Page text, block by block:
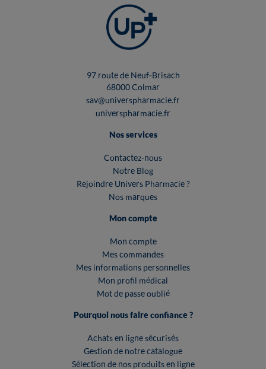
97 route de Neuf-Brisach
68000 Colmar
sav@universpharmacie.fr
universpharmacie.fr
Nos services
Contactez-nous
Notre Blog
Rejoindre Univers Pharmacie ?
Nos marques
Mon compte
Mon compte
Mes commandes
Mes informations personnelles
Mon profil médical
Mot de passe oublié
Pourquoi nous faire confiance ?
Achats en ligne sécurisés
Gestion de notre catalogue
Sélection de nos produits en ligne